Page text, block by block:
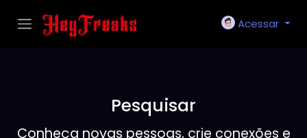
Acessar
Pesquisar
Conheça novas pessoas, crie conexões e